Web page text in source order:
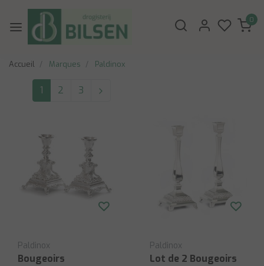
0
Accueil Marques Paldinox
1 2 3
Paldinox
Bougeoirs
Paldinox
Lot de 2 Bougeoirs